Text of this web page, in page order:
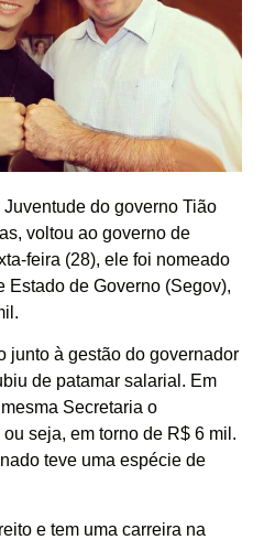
do governo Tião
voltou ao governo de
feira (28), ele foi nomeado
Estado de Governo (Segov),
junto à gestão do governador
de patamar salarial. Em
Secretaria o
seja, em torno de R$ 6 mil.
teve uma espécie de
e tem uma carreira na